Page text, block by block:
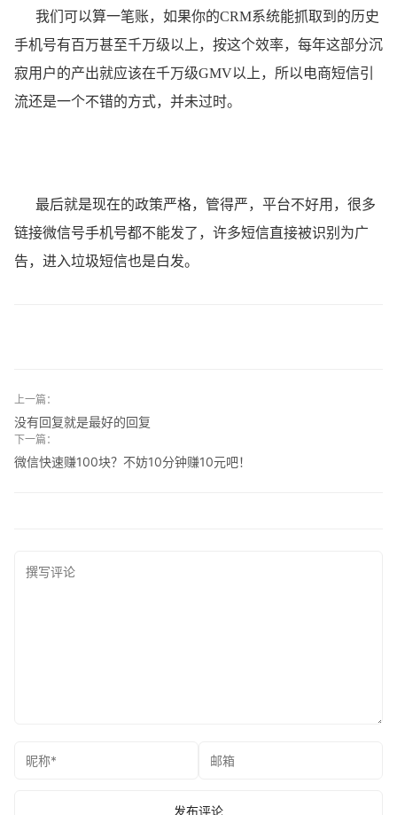
我们可以算⼀笔账，如果你的CRM系统能抓取到的历史
⼿机号有百万甚⾄千万级以上，按这个效率，每年这部分沉
寂⽤户的产出就应该在千万级GMV以上，所以电商短信引
流还是一个不错的方式，并未过时。
最后就是现在的政策严格，管得严，平台不好用，很多
链接微信号手机号都不能发了，许多短信直接被识别为广
告，进入垃圾短信也是白发。
上一篇：
没有回复就是最好的回复
下一篇：
微信快速赚100块？不妨10分钟赚10元吧！